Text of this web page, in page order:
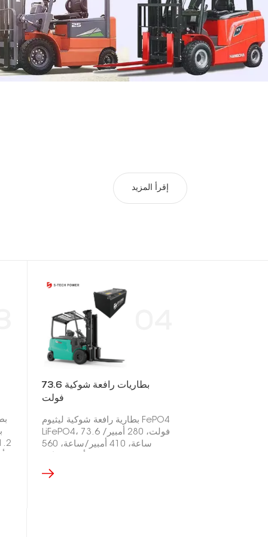
إقرأ المزيد
بطاريات رافعة شوكية 73.6
فولت
بطارية رافعة شوكية ليثيوم FePO4
LiFePO4، 73.6 فولت، 280 أمبير/
ساعة، 410 أمبير/ساعة، 560